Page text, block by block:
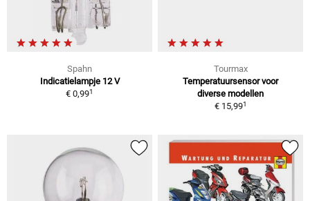
Spahn
Indicatielampje 12 V
€ 0,991
Tourmax
Temperatuursensor voor
diverse modellen
€ 15,991